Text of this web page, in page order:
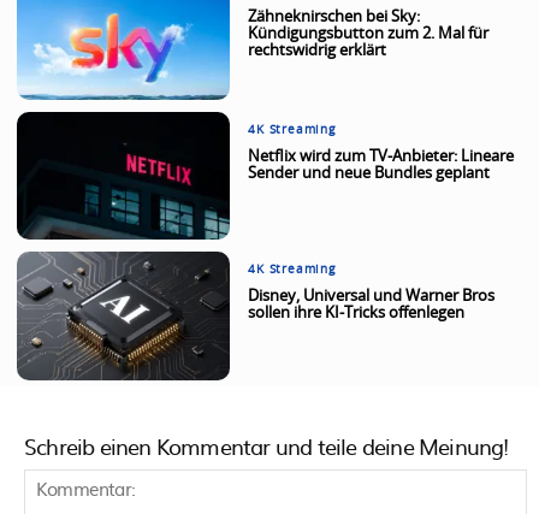
Zähneknirschen bei Sky:
Kündigungsbutton zum 2. Mal für
rechtswidrig erklärt
4K Streaming
Netflix wird zum TV-Anbieter: Lineare
Sender und neue Bundles geplant
4K Streaming
Disney, Universal und Warner Bros
sollen ihre KI-Tricks offenlegen
Schreib einen Kommentar und teile deine Meinung!